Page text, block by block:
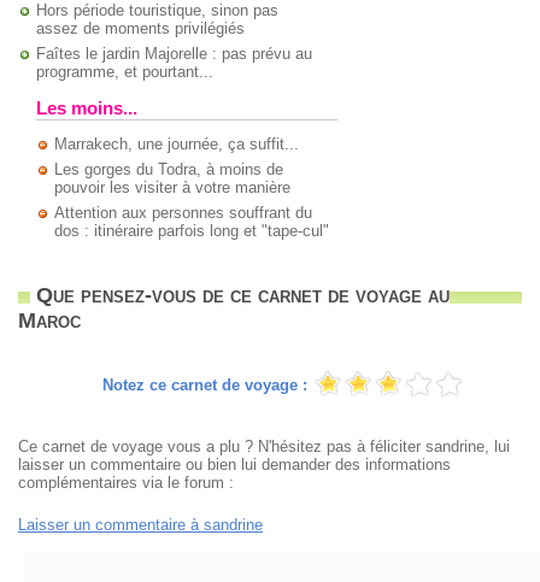
Hors période touristique, sinon pas
assez de moments privilégiés
Faîtes le jardin Majorelle : pas prévu au
programme, et pourtant...
Les moins...
Marrakech, une journée, ça suffit...
Les gorges du Todra, à moins de
pouvoir les visiter à votre manière
Attention aux personnes souffrant du
dos : itinéraire parfois long et "tape-cul"
Que pensez-vous de ce carnet de voyage au
Maroc
Notez ce carnet de voyage :
Ce carnet de voyage vous a plu ? N'hésitez pas à féliciter sandrine, lui
laisser un commentaire ou bien lui demander des informations
complémentaires via le forum :
Laisser un commentaire à sandrine